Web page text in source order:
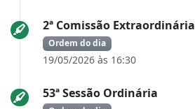
2ª Comissão Extraordinária
Ordem do dia
19/05/2026 às 16:30
53ª Sessão Ordinária